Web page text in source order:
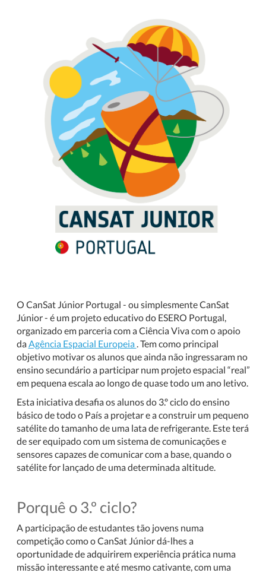
O CanSat Júnior Portugal - ou simplesmente CanSat
Júnior - é um projeto educativo do ESERO Portugal,
organizado em parceria com a Ciência Viva com o apoio
da Agência Espacial Europeia . Tem como principal
objetivo motivar os alunos que ainda não ingressaram no
ensino secundário a participar num projeto espacial “real”
em pequena escala ao longo de quase todo um ano letivo.
Esta iniciativa desafia os alunos do 3.º ciclo do ensino
básico de todo o País a projetar e a construir um pequeno
satélite do tamanho de uma lata de refrigerante. Este terá
de ser equipado com um sistema de comunicações e
sensores capazes de comunicar com a base, quando o
satélite for lançado de uma determinada altitude.
Porquê o 3.º ciclo?
A participação de estudantes tão jovens numa
competição como o CanSat Júnior dá-lhes a
oportunidade de adquirirem experiência prática numa
missão interessante e até mesmo cativante, com uma